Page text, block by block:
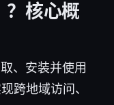
？核心概
、安装并使用
跨地域访问、